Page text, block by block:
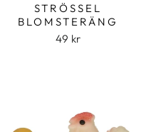
STRÖSSEL
BLOMSTERÄNG
49 kr